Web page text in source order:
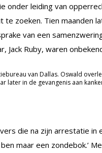
onder leiding van
te zoeken. Tien maanden
van een
Jack Ruby, waren
van Dallas. Oswald
later in de gevangenis aan
die na zijn arrestatie in
maar een zondebok.’